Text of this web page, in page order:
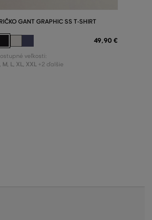
GANT GRAPHIC SS T-SHIRT
49,90 €
veľkosti:
, M, L, XL, XXL +2 ďalšie